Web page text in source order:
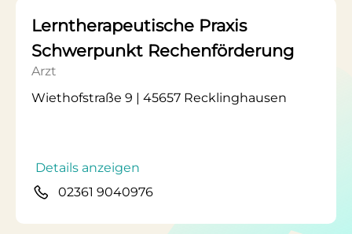
Lerntherapeutische Praxis
Schwerpunkt Rechenförderung
Arzt
Wiethofstraße 9 | 45657 Recklinghausen
Details anzeigen
02361 9040976